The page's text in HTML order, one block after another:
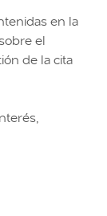
en la
el
de la cita